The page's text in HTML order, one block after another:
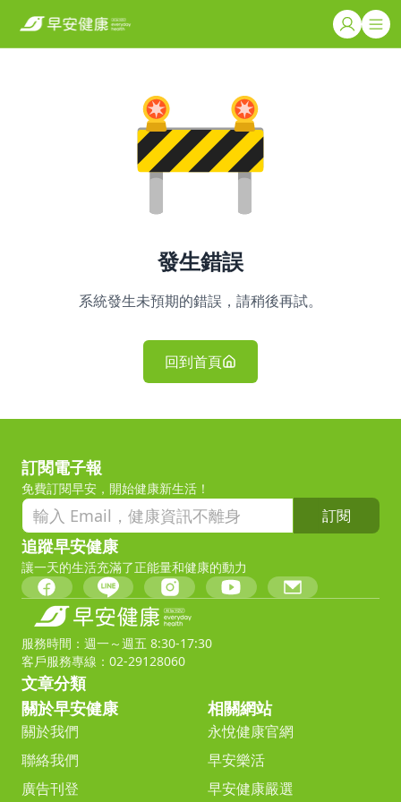
發生錯誤
系統發生未預期的錯誤，請稍後再試。
回到首頁
訂閱電子報
免費訂閱早安，開始健康新生活！
訂閱
追蹤早安健康
讓一天的生活充滿了正能量和健康的動力
服務時間：週一～週五 8:30-17:30
客戶服務專線：02-29128060
文章分類
關於早安健康
關於我們
聯絡我們
廣告刊登
相關網站
永悅健康官網
早安樂活
早安健康嚴選